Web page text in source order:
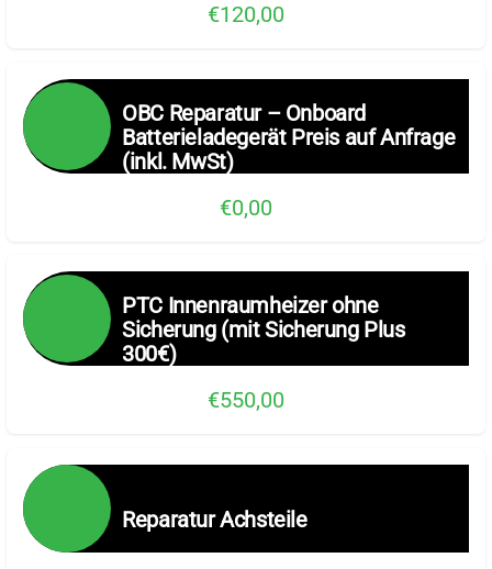
€120,00
OBC Reparatur – Onboard
Batterieladegerät Preis auf Anfrage
(inkl. MwSt)
€0,00
PTC Innenraumheizer ohne
Sicherung (mit Sicherung Plus
300€)
€550,00
Reparatur Achsteile